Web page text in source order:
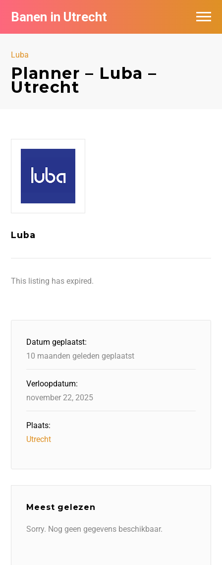
Banen in Utrecht
Luba
Planner – Luba –
Utrecht
Luba
This listing has expired.
Datum geplaatst:
10 maanden geleden geplaatst
Verloopdatum:
november 22, 2025
Plaats:
Utrecht
Meest gelezen
Sorry. Nog geen gegevens beschikbaar.
Vacatures per bedrijf in Utrecht